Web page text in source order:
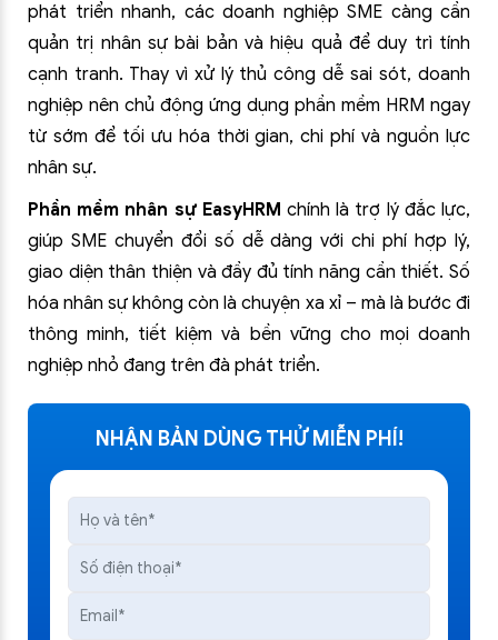
phát triển nhanh, các doanh nghiệp SME càng cần
quản trị nhân sự bài bản và hiệu quả để duy trì tính
cạnh tranh. Thay vì xử lý thủ công dễ sai sót, doanh
nghiệp nên chủ động ứng dụng phần mềm HRM ngay
từ sớm để tối ưu hóa thời gian, chi phí và nguồn lực
nhân sự.
Phần mềm nhân sự EasyHRM chính là trợ lý đắc lực,
giúp SME chuyển đổi số dễ dàng với chi phí hợp lý,
giao diện thân thiện và đầy đủ tính năng cần thiết. Số
hóa nhân sự không còn là chuyện xa xỉ – mà là bước đi
thông minh, tiết kiệm và bền vững cho mọi doanh
nghiệp nhỏ đang trên đà phát triển.
NHẬN BẢN DÙNG THỬ MIỄN PHÍ!